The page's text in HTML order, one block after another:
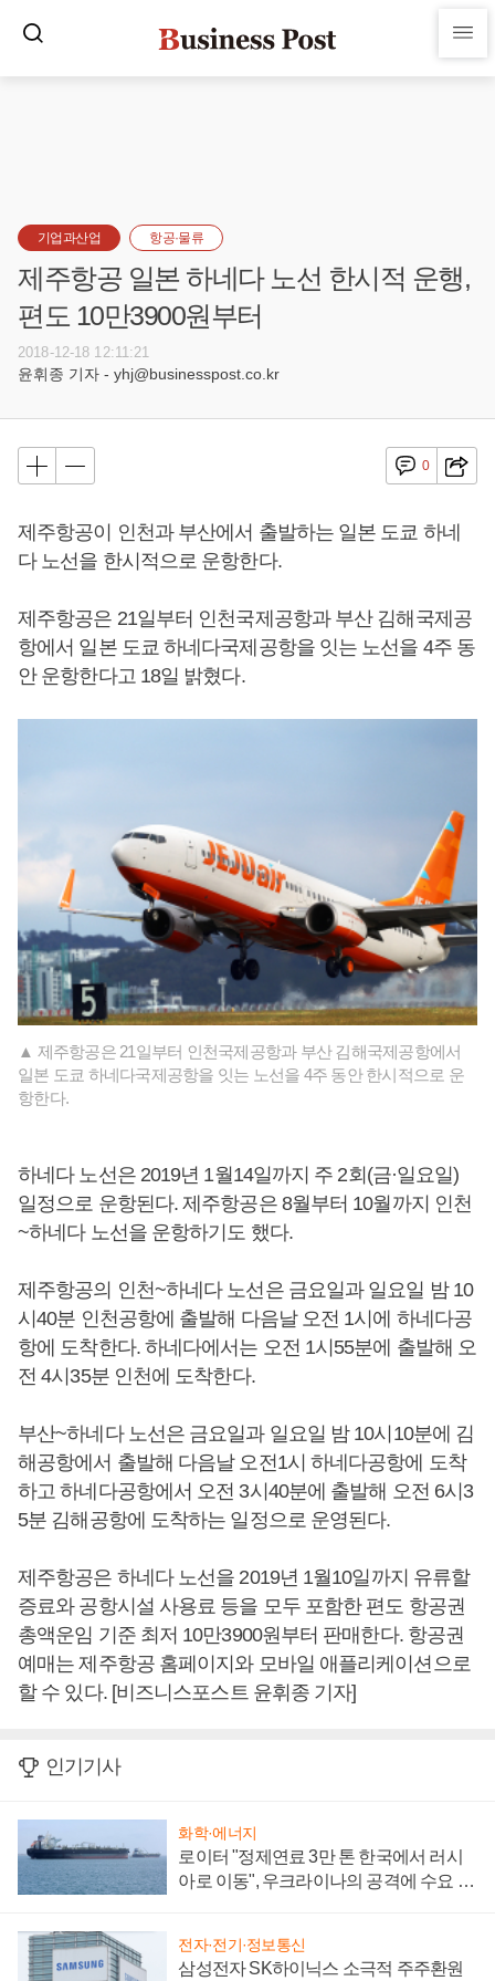
기업과산업 항공·물류
제주항공 일본 하네다 노선 한시적 운행,
편도 10만3900원부터
2018-12-18 12:11:21
윤휘종 기자 - yhj@businesspost.co.kr
0
제주항공이 인천과 부산에서 출발하는 일본 도쿄 하네
다 노선을 한시적으로 운항한다.
제주항공은 21일부터 인천국제공항과 부산 김해국제공
항에서 일본 도쿄 하네다국제공항을 잇는 노선을 4주 동
안 운항한다고 18일 밝혔다.
▲ 제주항공은 21일부터 인천국제공항과 부산 김해국제공항에서
일본 도쿄 하네다국제공항을 잇는 노선을 4주 동안 한시적으로 운
항한다.
하네다 노선은 2019년 1월14일까지 주 2회(금·일요일)
일정으로 운항된다. 제주항공은 8월부터 10월까지 인천
~하네다 노선을 운항하기도 했다.
제주항공의 인천~하네다 노선은 금요일과 일요일 밤 10
시40분 인천공항에 출발해 다음날 오전 1시에 하네다공
항에 도착한다. 하네다에서는 오전 1시55분에 출발해 오
전 4시35분 인천에 도착한다.
부산~하네다 노선은 금요일과 일요일 밤 10시10분에 김
해공항에서 출발해 다음날 오전1시 하네다공항에 도착
하고 하네다공항에서 오전 3시40분에 출발해 오전 6시3
5분 김해공항에 도착하는 일정으로 운영된다.
제주항공은 하네다 노선을 2019년 1월10일까지 유류할
증료와 공항시설 사용료 등을 모두 포함한 편도 항공권
총액운임 기준 최저 10만3900원부터 판매한다. 항공권
예매는 제주항공 홈페이지와 모바일 애플리케이션으로
할 수 있다. [비즈니스포스트 윤휘종 기자]
인기기사
화학·에너지
로이터 "정제연료 3만 톤 한국에서 러시
아로 이동", 우크라이나의 공격에 수요 늘
전자·전기·정보통신
삼성전자 SK하이닉스 소극적 주주환원